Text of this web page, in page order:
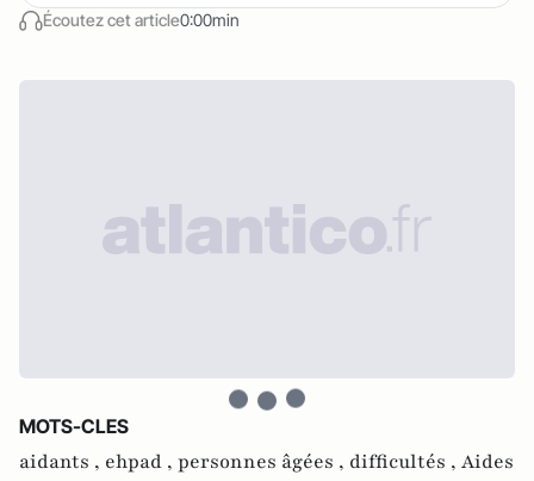
Écoutez cet article0:00min
MOTS-CLES
aidants , ehpad , personnes âgées , difficultés , Aides